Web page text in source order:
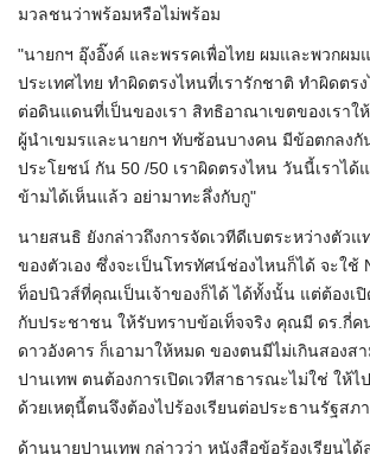
มวลชนว่าพร้อมหรือไม่พร้อม
"นายกฯ อุ๊งอิ๊งค์ และพรรคเพื่อไทย ผมและพวกผม
ประเทศไทย ทำผิดตรงไหนที่เรารักชาติ ทำผิดตร
ต่อดินแดนที่เป็นของเรา สิทธิอาณาเขตของเราให้
ผู้นำเขมรและนายกฯ ทับซ้อนบางคน มีข้อตกลงกั
ประโยชน์ กัน 50 /50 เราผิดตรงไหน วันนี้เราได้
ข้ามได้เห็นแล้ว อย่ามาทะลึ่งกับกู"
นายสนธิ ยังกล่าวถึงการจัดเวทีดีเบตระหว่างตัว
ของตัวเอง ซึ่งจะเป็นโทรทัศน์ช่องไหนก็ได้ จะใ
ท็อปนิวส์ที่คุณเป็นเจ้าของก็ได้ ได้ทั้งนั้น แต่ต้องเ
กับประชาชน ให้รับทราบข้อเท็จจริง คุณมี ดร.กี่ค
ดาวอังคาร ก็เอามาให้หมด ของตนมีไม่เกินสองส
ปานเทพ ตนต้องการเปิดเวทีสาธารณะไม่ใช่ ให้ไ
ด้วยเหตุนี้ตนจึงต้องไปร้องเรียนต่อประธานรัฐสภา
ด้านนายปานเทพ กล่าวว่า​ หนังสือข้อร้องเรียน​ได้